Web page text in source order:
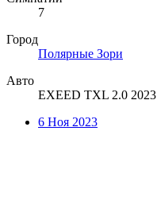
7
Город
Полярные Зори
Авто
EXEED TXL 2.0 2023
6 Ноя 2023